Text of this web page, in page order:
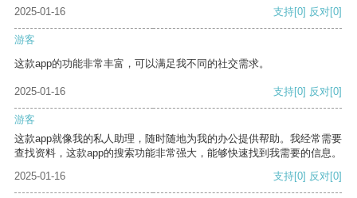
2025-01-16
支持[0] 反对[0]
游客
这款app的功能非常丰富，可以满足我不同的社交需求。
2025-01-16 支持[0] 反对[0]
游客
这款app就像我的私人助理，随时随地为我的办公提供帮助。我经常需要
查找资料，这款app的搜索功能非常强大，能够快速找到我需要的信息。
2025-01-16
支持[0] 反对[0]